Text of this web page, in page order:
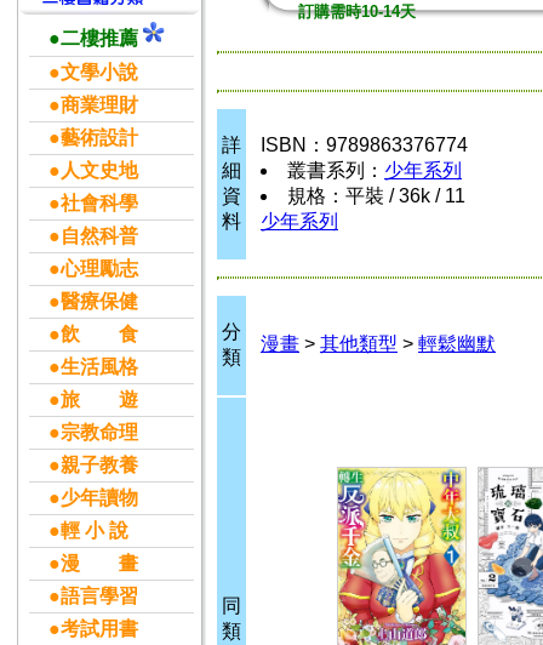
●二樓推薦
●文學小說
●商業理財
●藝術設計
●人文史地
●社會科學
●自然科普
●心理勵志
●醫療保健
●飲 食
●生活風格
●旅 遊
●宗教命理
●親子教養
●少年讀物
●輕 小 說
●漫 畫
●語言學習
●考試用書
訂購需時10-14天
詳
細
資
料
ISBN：9789863376774
叢書系列： 少年系列
規格：平裝 / 36k / 11
少年系列
分
類
漫畫 > 其他類型 > 輕鬆幽默
同
類